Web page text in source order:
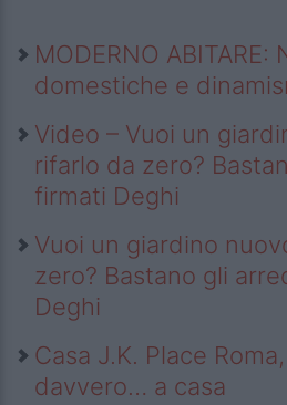
MODERNO
domestiche e
Video – Vuoi un
rifarlo da zero?
firmati Deghi
Vuoi un giardino
zero? Bastano gli
Deghi
Casa J.K. Place
davvero… a casa